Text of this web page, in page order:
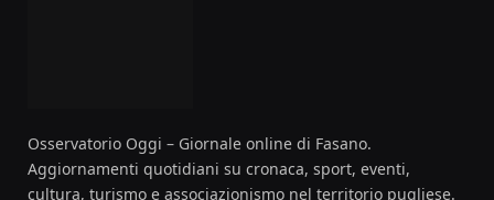
Osservatorio Oggi – Giornale online di Fasano.
Aggiornamenti quotidiani su cronaca, sport, eventi,
cultura, turismo e associazionismo nel territorio pugliese.